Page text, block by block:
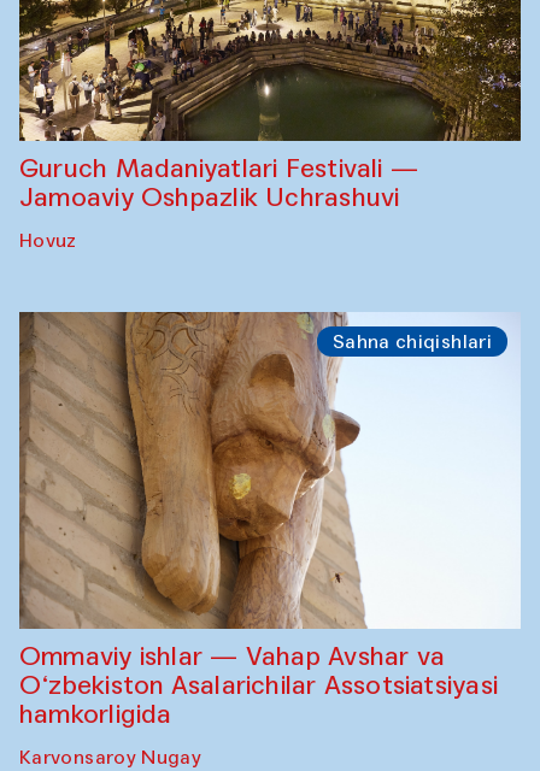
Guruch Madaniyatlari Festivali —
Jamoaviy Oshpazlik Uchrashuvi
Hovuz
Sahna chiqishlari
Ommaviy ishlar — Vahap Avshar va
O‘zbekiston Asalarichilar Assotsiatsiyasi
hamkorligida
Karvonsaroy Nugay